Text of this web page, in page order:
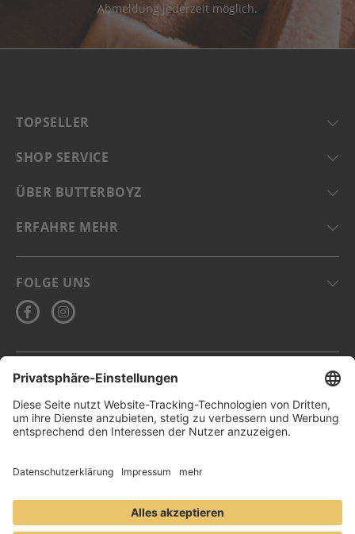
Abmeldung jederzeit möglich.
TOPSELLER
SHOP SERVICE
ÜBER BUTTERBOYZ
ERFAHRE MEHR
FOLGE UNS